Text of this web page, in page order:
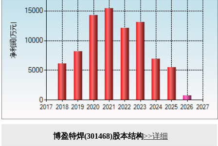
博盈特焊(301468)股本结构>>详细